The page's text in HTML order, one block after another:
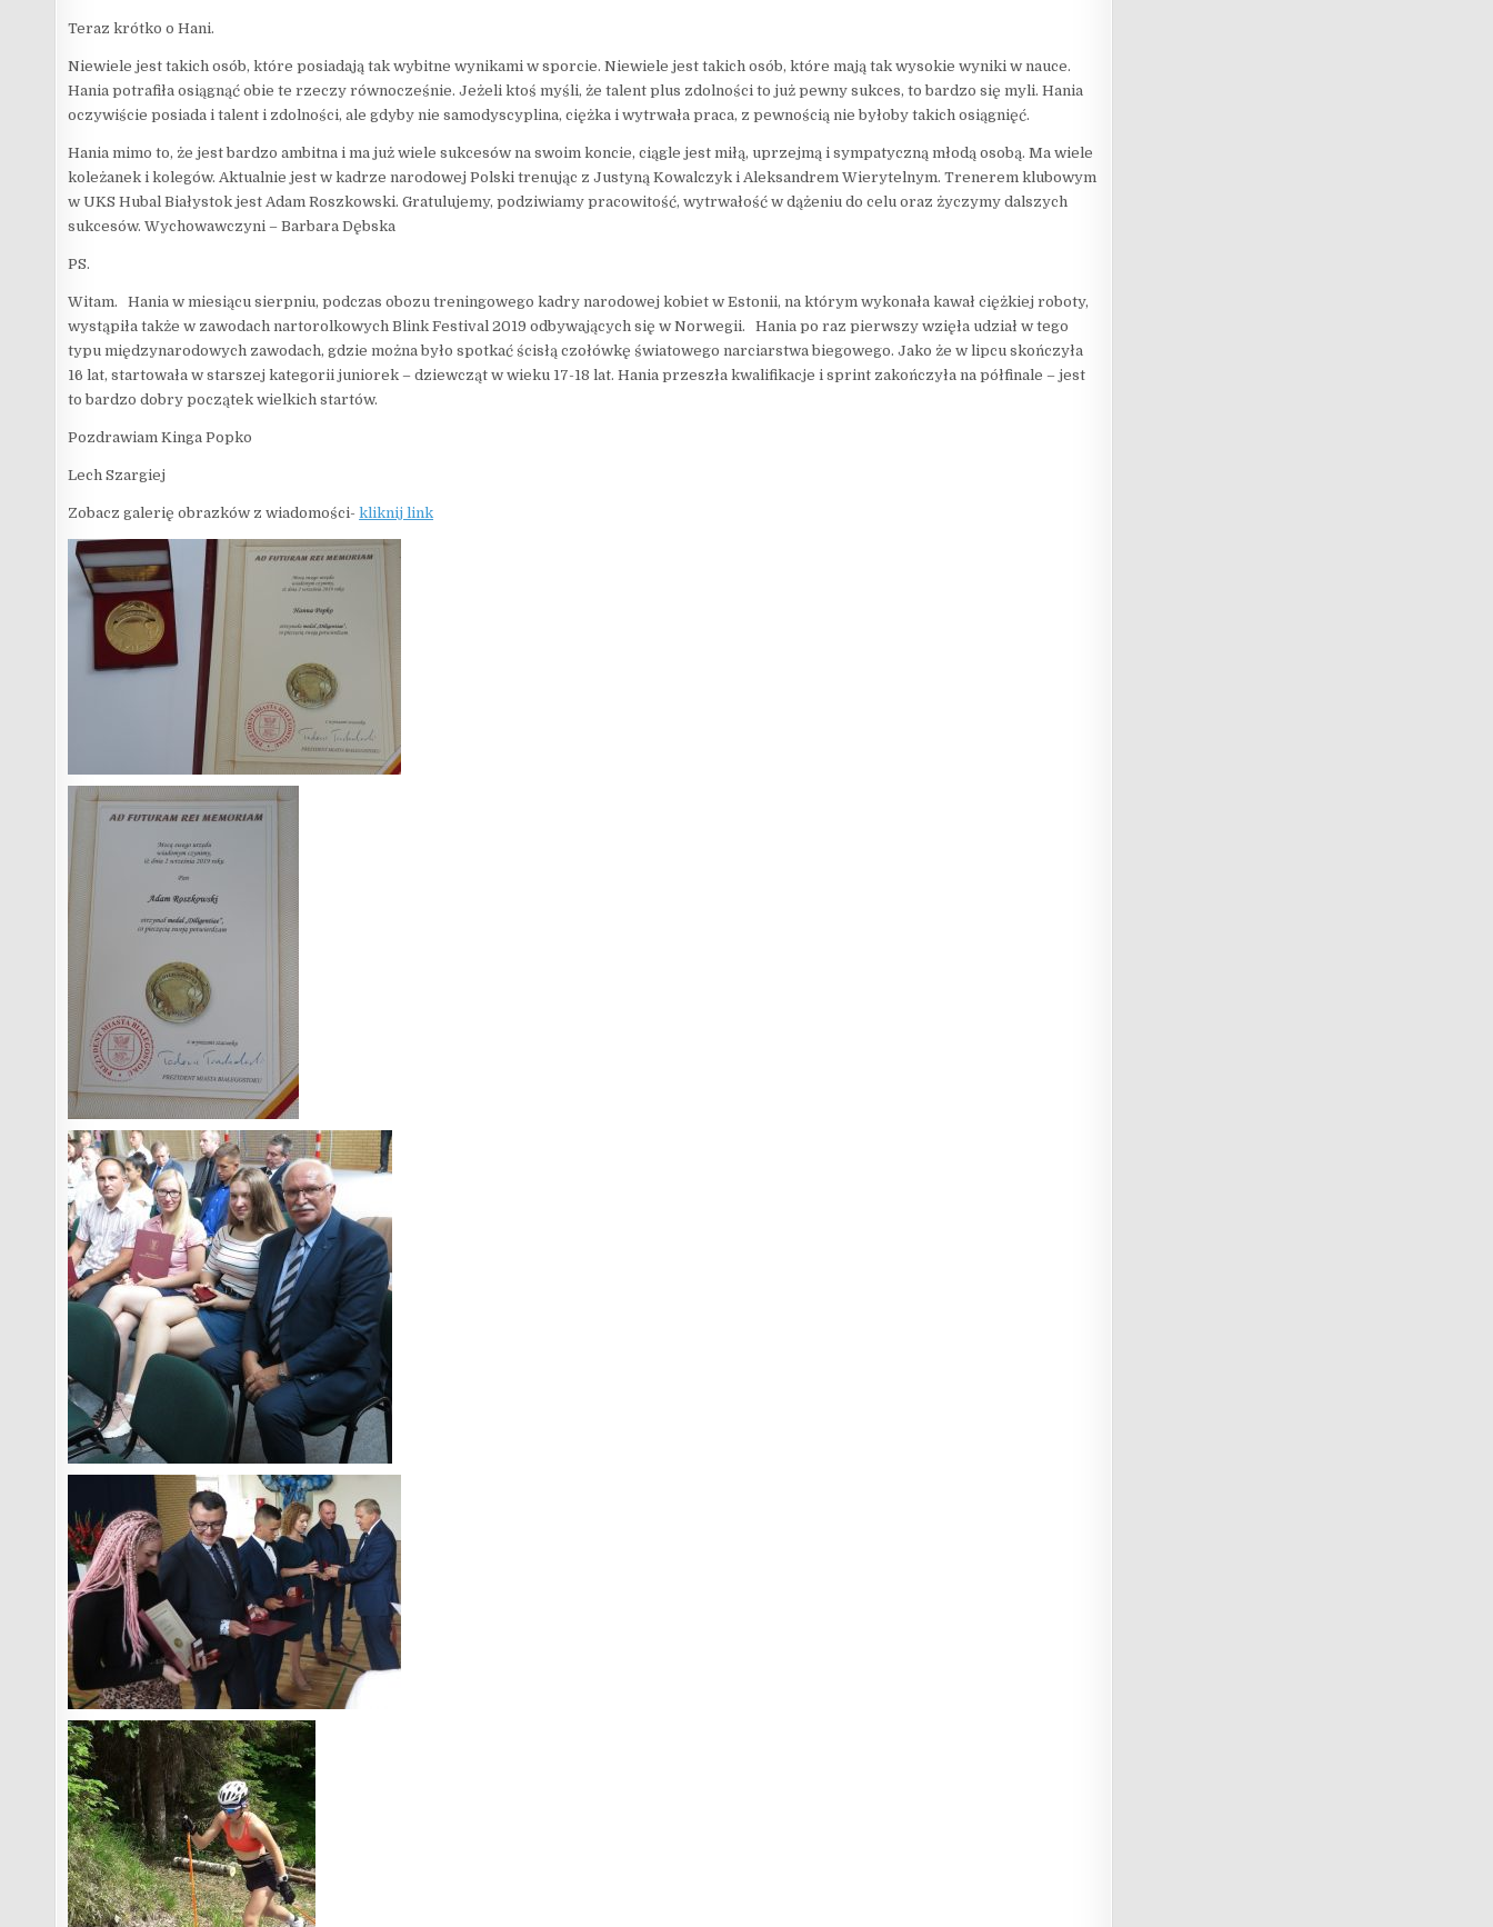
Teraz krótko o Hani.
Niewiele jest takich osób, które posiadają tak wybitne wynikami w sporcie. Niewiele jest takich osób, które mają tak wysokie wyniki w nauce.
Hania potrafiła osiągnąć obie te rzeczy równocześnie. Jeżeli ktoś myśli, że talent plus zdolności to już pewny sukces, to bardzo się myli. Hania
oczywiście posiada i talent i zdolności, ale gdyby nie samodyscyplina, ciężka i wytrwała praca, z pewnością nie byłoby takich osiągnięć.
Hania mimo to, że jest bardzo ambitna i ma już wiele sukcesów na swoim koncie, ciągle jest miłą, uprzejmą i sympatyczną młodą osobą. Ma wiele
koleżanek i kolegów. Aktualnie jest w kadrze narodowej Polski trenując z Justyną Kowalczyk i Aleksandrem Wierytelnym. Trenerem klubowym
w UKS Hubal Białystok jest Adam Roszkowski. Gratulujemy, podziwiamy pracowitość, wytrwałość w dążeniu do celu oraz życzymy dalszych
sukcesów. Wychowawczyni – Barbara Dębska
PS.
Witam. Hania w miesiącu sierpniu, podczas obozu treningowego kadry narodowej kobiet w Estonii, na którym wykonała kawał ciężkiej roboty,
wystąpiła także w zawodach nartorolkowych Blink Festival 2019 odbywających się w Norwegii. Hania po raz pierwszy wzięła udział w tego
typu międzynarodowych zawodach, gdzie można było spotkać ścisłą czołówkę światowego narciarstwa biegowego. Jako że w lipcu skończyła
16 lat, startowała w starszej kategorii juniorek – dziewcząt w wieku 17-18 lat. Hania przeszła kwalifikacje i sprint zakończyła na półfinale – jest
to bardzo dobry początek wielkich startów.
Pozdrawiam Kinga Popko
Lech Szargiej
Zobacz galerię obrazków z wiadomości-kliknij link